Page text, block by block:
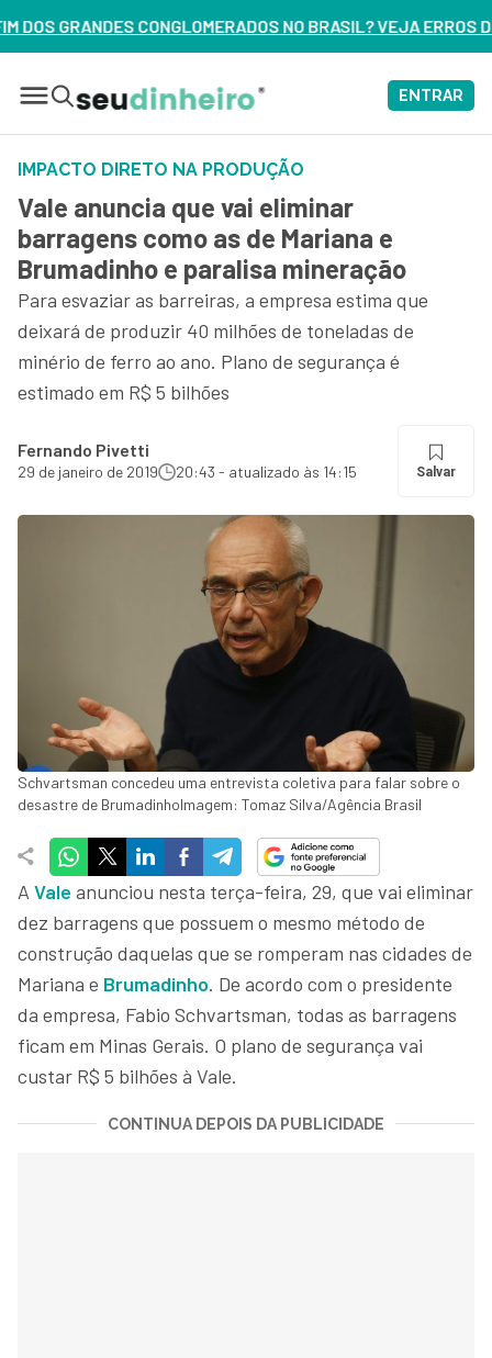
NO BRASIL? VEJA ERROS DE 3 DELES – ASSISTA
ENTRAR
IMPACTO DIRETO NA PRODUÇÃO
Vale anuncia que vai eliminar
barragens como as de Mariana e
Brumadinho e paralisa mineração
Para esvaziar as barreiras, a empresa estima que
deixará de produzir 40 milhões de toneladas de
minério de ferro ao ano. Plano de segurança é
estimado em R$ 5 bilhões
Fernando Pivetti
29 de janeiro de 2019 20:43 - atualizado às 14:15 Salvar
Schvartsman concedeu uma entrevista coletiva para falar sobre o
desastre de BrumadinhoImagem: Tomaz Silva/Agência Brasil
A Vale anunciou nesta terça-feira, 29, que vai eliminar
dez barragens que possuem o mesmo método de
construção daquelas que se romperam nas cidades de
Mariana e Brumadinho. De acordo com o presidente
da empresa, Fabio Schvartsman, todas as barragens
ficam em Minas Gerais. O plano de segurança vai
custar R$ 5 bilhões à Vale.
CONTINUA DEPOIS DA PUBLICIDADE